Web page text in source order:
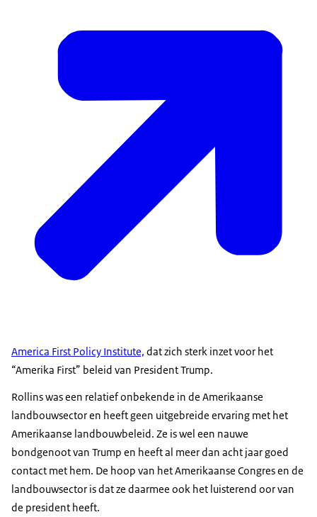
America First Policy Institute, dat zich sterk inzet voor het
“Amerika First” beleid van President Trump.
Rollins was een relatief onbekende in de Amerikaanse
landbouwsector en heeft geen uitgebreide ervaring met het
Amerikaanse landbouwbeleid. Ze is wel een nauwe
bondgenoot van Trump en heeft al meer dan acht jaar goed
contact met hem. De hoop van het Amerikaanse Congres en de
landbouwsector is dat ze daarmee ook het luisterend oor van
de president heeft.